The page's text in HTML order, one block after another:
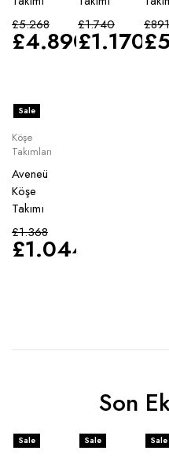
£5.268
£4.890
£1.740
£1.170
£891
£
Sale
Köşe
Takımları
Aveneü
Köşe
Takımı
£1.368
£1.044
Son
Sale Sale Sale